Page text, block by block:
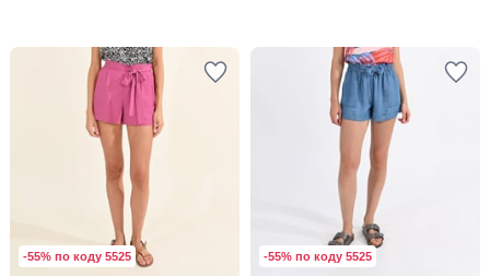
-55% по коду 5525 -55% по коду 5525